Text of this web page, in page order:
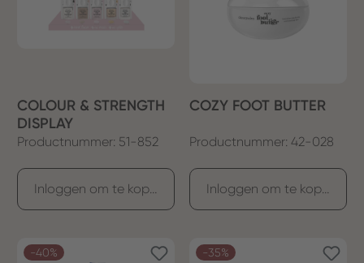
COLOUR & STRENGTH
DISPLAY
Productnummer: 51-852
COZY FOOT BUTTER
Productnummer: 42-028
-40% -35%